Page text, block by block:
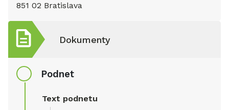
851 02 Bratislava
Dokumenty
Podnet
Text podnetu